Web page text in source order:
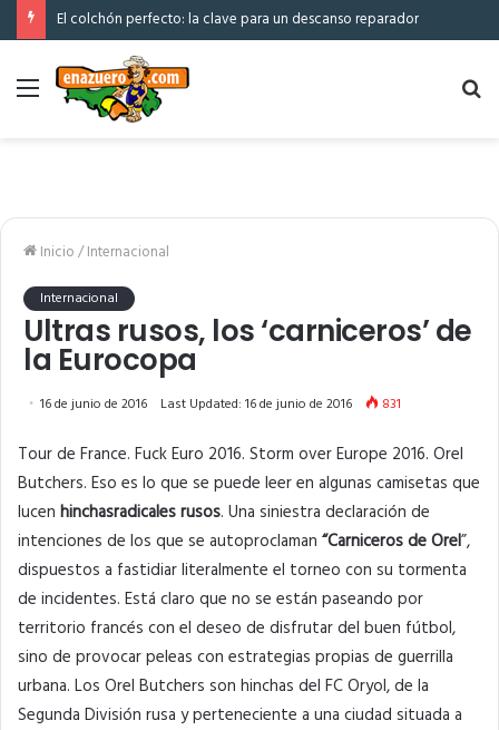
El colchón perfecto: la clave para un descanso reparador
Menú
Inicio/Internacional
Internacional
Ultras rusos, los ‘carniceros’ de
la Eurocopa
16 de junio de 2016 Last Updated: 16 de junio de 2016 831
Tour de France. Fuck Euro 2016. Storm over Europe 2016. Orel
Butchers. Eso es lo que se puede leer en algunas camisetas que
lucen hinchasradicalesrusos. Una siniestra declaración de
intenciones de los que se autoproclaman “Carniceros de Orel”,
dispuestos a fastidiar literalmente el torneo con su tormenta
de incidentes. Está claro que no se están paseando por
territorio francés con el deseo de disfrutar del buen fútbol,
sino de provocar peleas con estrategias propias de guerrilla
urbana. Los Orel Butchers son hinchas del FC Oryol, de la
Segunda División rusa y perteneciente a una ciudad situada a